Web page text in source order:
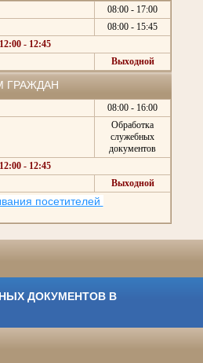
08:00 - 17:00
08:00 - 15:45
- 12:45
Выходной
ГРАЖДАН
08:00 - 16:00
Обработка
служебных
документов
- 12:45
Выходной
посетителей
ДОКУМЕНТОВ В